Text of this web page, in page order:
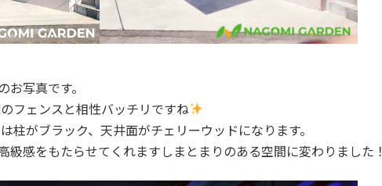
写真です。
フェンスと相性バッチリですね
柱がブラック、天井面がチェリーウッドになります。
級感をもたらせてくれますしまとまりのある空間に変わりました！